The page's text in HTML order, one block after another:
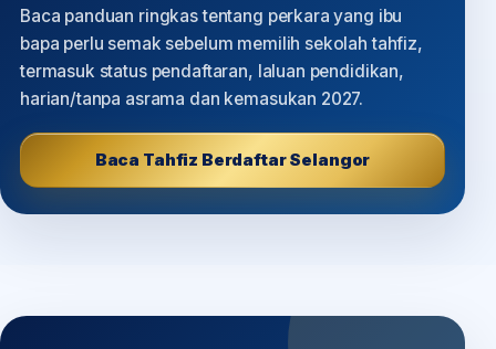
Baca panduan ringkas tentang perkara yang ibu
bapa perlu semak sebelum memilih sekolah tahfiz,
termasuk status pendaftaran, laluan pendidikan,
harian/tanpa asrama dan kemasukan 2027.
Baca Tahfiz Berdaftar Selangor